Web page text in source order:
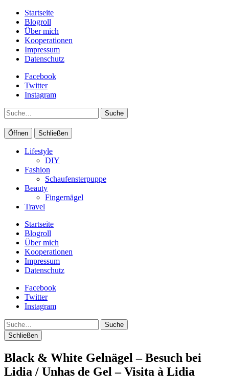
Startseite
Blogroll
Über mich
Kooperationen
Impressum
Datenschutz
Facebook
Twitter
Instagram
Suche
Öffnen Schließen
Lifestyle
DIY
Fashion
Schaufensterpuppe
Beauty
Fingernägel
Travel
Startseite
Blogroll
Über mich
Kooperationen
Impressum
Datenschutz
Facebook
Twitter
Instagram
Suche
Schließen
Black & White Gelnägel – Besuch bei
Lidia / Unhas de Gel – Visita à Lidia